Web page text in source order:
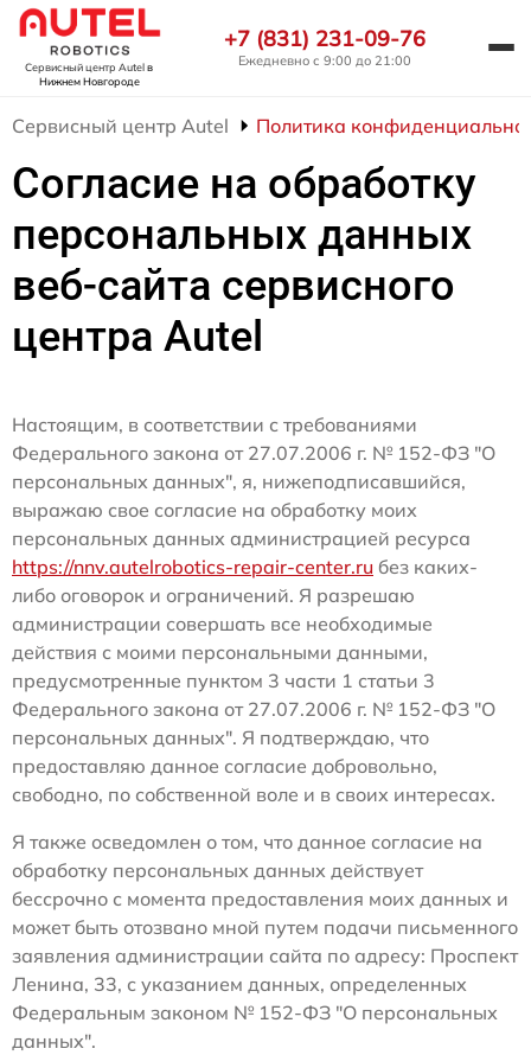
Сервисный центр Autelв
Нижнем Новгороде
+7 (831) 231-09-76
Ежедневно с 9:00 до 21:00
Сервисный центр Autel Политика
Согласие на обработку
персональных данных
веб-сайта сервисного
центра Autel
Настоящим, в соответствии с требованиями
Федерального закона от 27.07.2006 г. № 152-ФЗ "О
персональных данных", я, нижеподписавшийся,
выражаю свое согласие на обработку моих
персональных данных администрацией ресурса
https://nnv.autelrobotics-repair-center.ru без каких-
либо оговорок и ограничений. Я разрешаю
администрации совершать все необходимые
действия с моими персональными данными,
предусмотренные пунктом 3 части 1 статьи 3
Федерального закона от 27.07.2006 г. № 152-ФЗ "О
персональных данных". Я подтверждаю, что
предоставляю данное согласие добровольно,
свободно, по собственной воле и в своих интересах.
Я также осведомлен о том, что данное согласие на
обработку персональных данных действует
бессрочно с момента предоставления моих данных и
может быть отозвано мной путем подачи письменного
заявления администрации сайта по адресу: Проспект
Ленина, 33, с указанием данных, определенных
Федеральным законом № 152-ФЗ "О персональных
данных".